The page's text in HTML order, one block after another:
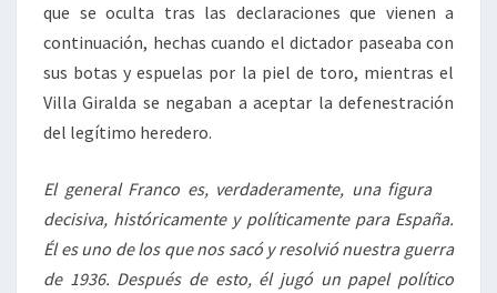
que se oculta tras las declaraciones que vienen a
continuación, hechas cuando el dictador paseaba con
sus botas y espuelas por la piel de toro, mientras el
Villa Giralda se negaban a aceptar la defenestración
del legítimo heredero.
El general Franco es, verdaderamente, una figura
decisiva, históricamente y políticamente para España.
Él es uno de los que nos sacó y resolvió nuestra guerra
de 1936. Después de esto, él jugó un papel político